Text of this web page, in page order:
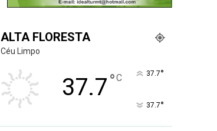
ALTA FLORESTA
Céu Limpo
37.7°C 37.7°
37.7°